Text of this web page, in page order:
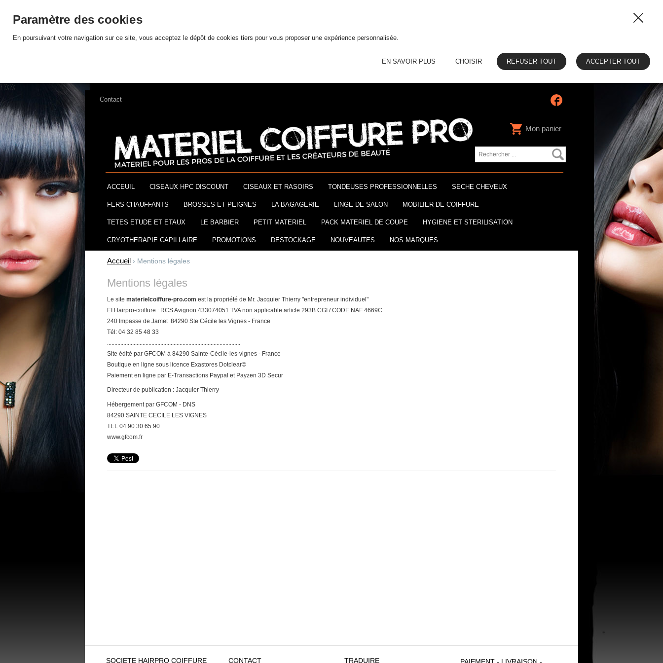
} });});
Contact
Mon panier
ACCEUIL CISEAUX HPC DISCOUNT CISEAUX ET RASOIRS TONDEUSES PROFESSIONNELLES SECHE CHEVEUX
FERS CHAUFFANTS BROSSES ET PEIGNES LA BAGAGERIE LINGE DE SALON MOBILIER DE COIFFURE
TETES ETUDE ET ETAUX LE BARBIER PETIT MATERIEL PACK MATERIEL DE COUPE HYGIENE ET STERILISATION
CRYOTHERAPIE CAPILLAIRE PROMOTIONS DESTOCKAGE NOUVEAUTES NOS MARQUES
Accueil › Mentions légales
Mentions légales
Le site materielcoiffure-pro.com est la propriété de Mr. Jacquier Thierry "entrepreneur individuel"
EI Hairpro-coiffure : RCS Avignon 433074051 TVA non applicable article 293B CGI / CODE NAF 4669C
240 Impasse de Jamet 84290 Ste Cécile les Vignes - France
Tél: 04 32 85 48 33
Site édité par GFCOM à 84290 Sainte-Cécile-les-vignes - France
Boutique en ligne sous licence Exastores Dotclear©
Paiement en ligne par E-Transactions Paypal et Payzen 3D Secur
Directeur de publication : Jacquier Thierry
Hébergement par GFCOM - DNS
84290 SAINTE CECILE LES VIGNES
TEL 04 90 30 65 90
www.gfcom.fr
SOCIETE HAIRPRO COIFFURE CONTACT TRADUIRE PAIEMENT - LIVRAISON -
Paramètre des cookies
En poursuivant votre navigation sur ce site, vous acceptez le dépôt de cookies tiers pour vous proposer une expérience personnalisée.
EN SAVOIR PLUS CHOISIR REFUSER TOUT ACCEPTER TOUT